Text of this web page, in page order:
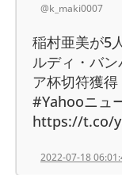
@k_maki0007
稲村亜美が5
ルディ・バ
ア杯切符獲得
#Yahooニュ
https://t.co/
2022-07-18